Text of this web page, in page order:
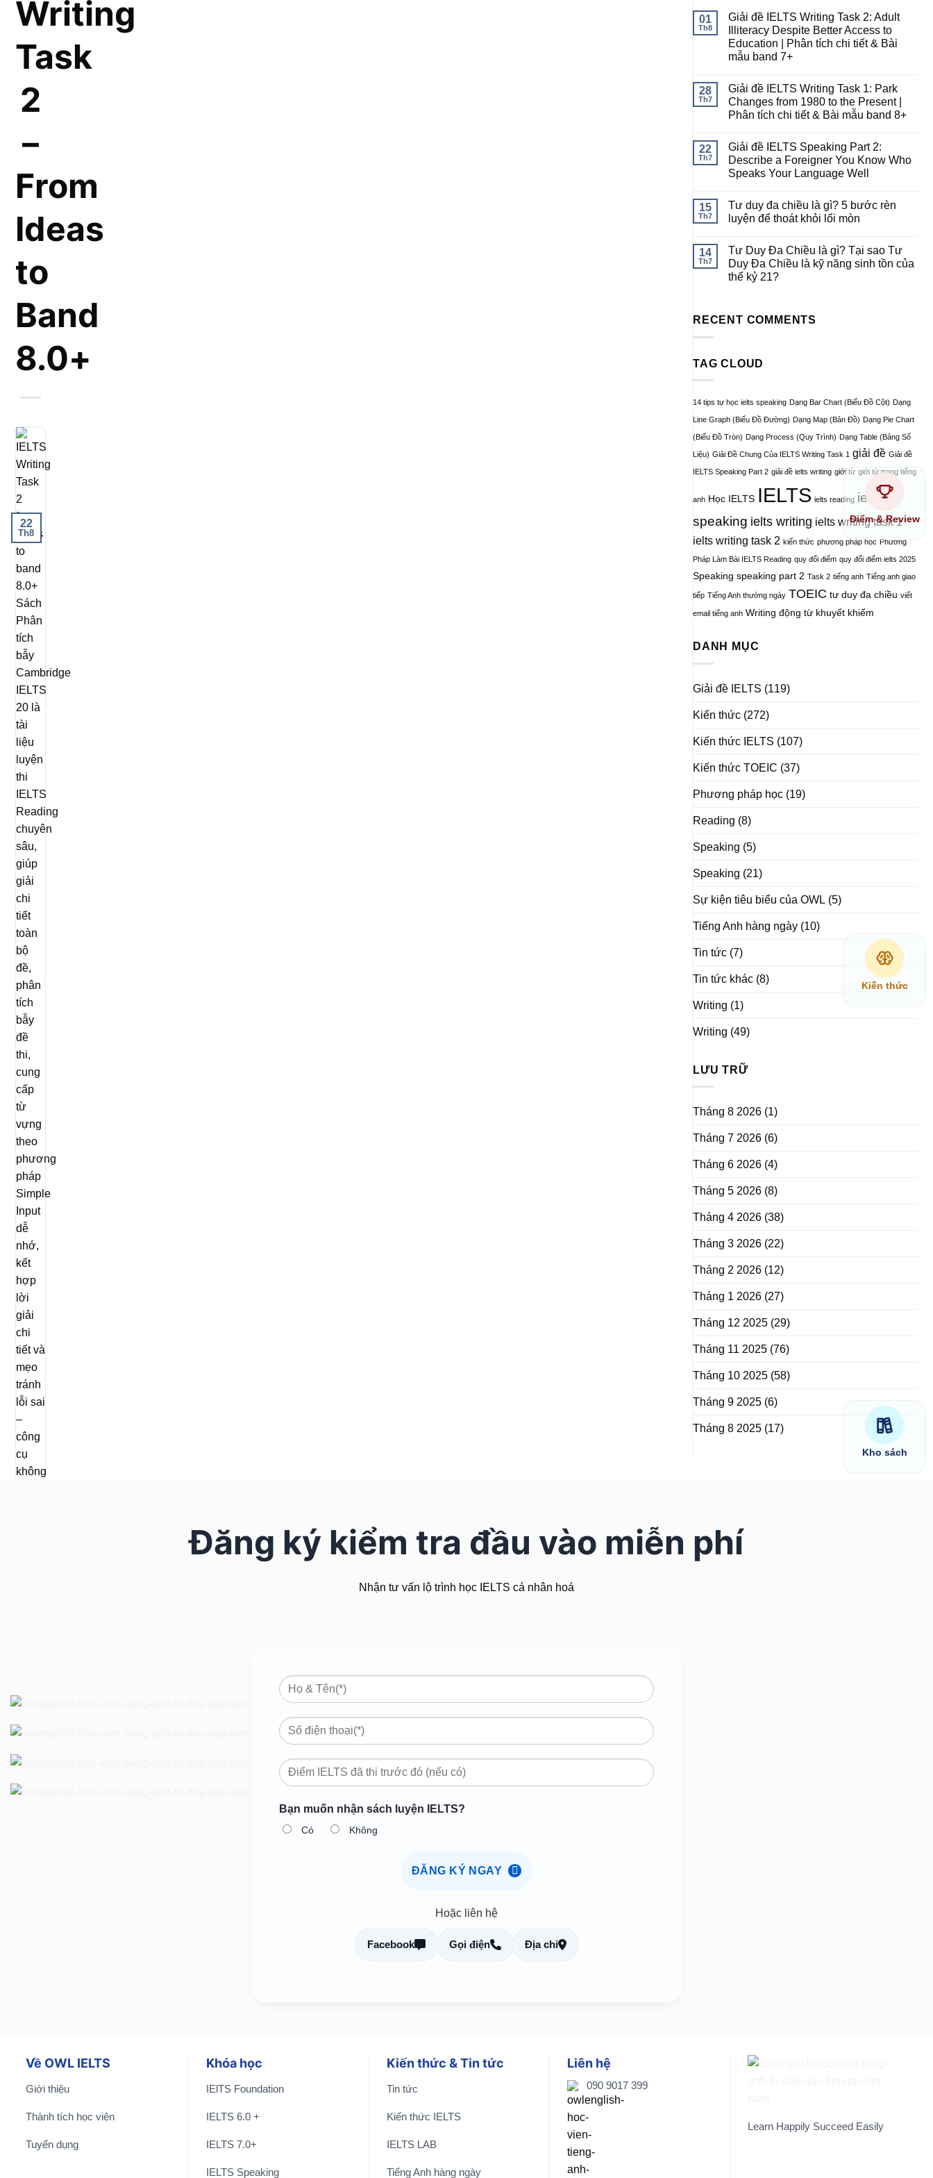
Kho sách
Kiến thức
Điểm & Review
Writing
Task
2
–
From
Ideas
to
Band
8.0+
22
Th8
sách
for
Writing
Task
kế
riêng
cho
bạn
01
Th8
Giải đề IELTS Writing Task 2: Adult
Illiteracy Despite Better Access to
Education | Phân tích chi tiết & Bài
mẫu band 7+
28
Th7
Giải đề IELTS Writing Task 1: Park
Changes from 1980 to the Present |
Phân tích chi tiết & Bài mẫu band 8+
22
Th7
Giải đề IELTS Speaking Part 2:
Describe a Foreigner You Know Who
Speaks Your Language Well
15
Th7
Tư duy đa chiều là gì? 5 bước rèn
luyện để thoát khỏi lối mòn
14
Th7
Tư Duy Đa Chiều là gì? Tại sao Tư
Duy Đa Chiều là kỹ năng sinh tồn của
thế kỷ 21?
RECENT COMMENTS
TAG CLOUD
14 tips tự học ielts speaking Dạng Bar Chart (Biểu Đồ Cột) Dạng
Line Graph (Biểu Đồ Đường) Dạng Map (Bản Đồ) Dạng Pie Chart
(Biểu Đồ Tròn) Dạng Process (Quy Trình) Dạng Table (Bảng Số
Liệu) Giải Đề Chung Của IELTS Writing Task 1 giải đề Giải đề
IELTS Speaking Part 2 giải đề ielts writing giới từ giới từ trong tiếng
anh Học IELTS IELTS ielts reading ielts
speaking ielts writing ielts writing task 1
ielts writing task 2 kiến thức phương pháp học Phương
Pháp Làm Bài IELTS Reading quy đổi điểm quy đổi điểm ielts 2025
Speaking speaking part 2 Task 2 tiếng anh Tiếng anh giao
tiếp Tiếng Anh thường ngày TOEIC tư duy đa chiều viết
email tiếng anh Writing động từ khuyết khiếm
DANH MỤC
Giải đề IELTS (119)
Kiến thức (272)
Kiến thức IELTS (107)
Kiến thức TOEIC (37)
Phương pháp học (19)
Reading (8)
Speaking (5)
Speaking (21)
Sự kiện tiêu biểu của OWL (5)
Tiếng Anh hàng ngày (10)
Tin tức (7)
Tin tức khác (8)
Writing (1)
Writing (49)
LƯU TRỮ
Tháng 8 2026 (1)
Tháng 7 2026 (6)
Tháng 6 2026 (4)
Tháng 5 2026 (8)
Tháng 4 2026 (38)
Tháng 3 2026 (22)
Tháng 2 2026 (12)
Tháng 1 2026 (27)
Tháng 12 2025 (29)
Tháng 11 2025 (76)
Tháng 10 2025 (58)
Tháng 9 2025 (6)
Tháng 8 2025 (17)
Đăng ký kiểm tra đầu vào miễn phí
Nhận tư vấn lộ trình học IELTS cá nhân hoá
Bạn muốn nhận sách luyện IELTS?
Có Không
ĐĂNG KÝ NGAY
Hoặc liên hệ
Facebook Gọi điện Địa chỉ
Về OWL IELTS
Giới thiệu
Thành tích học viên
Tuyển dụng
Khóa học
IElTS Foundation
IELTS 6.0 +
IELTS 7.0+
IELTS Speaking
Kiến thức & Tin tức
Tin tức
Kiến thức IELTS
IELTS LAB
Tiếng Anh hàng ngày
Liên hệ
090 9017 399
Learn Happily Succeed Easily